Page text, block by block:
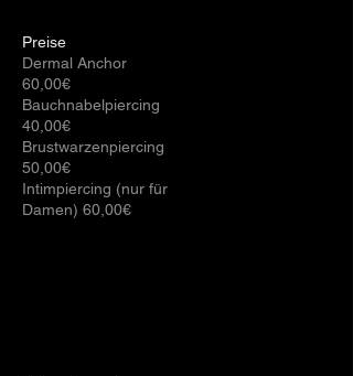
Preise
Dermal Anchor
60,00€
Bauchnabelpiercing
40,00€
Brustwarzenpiercing
50,00€
Intimpiercing (nur für
Damen) 60,00€